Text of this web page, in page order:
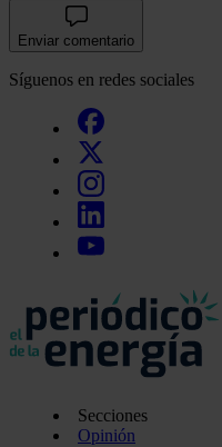
Enviar comentario
Síguenos en redes sociales
Secciones
Opinión